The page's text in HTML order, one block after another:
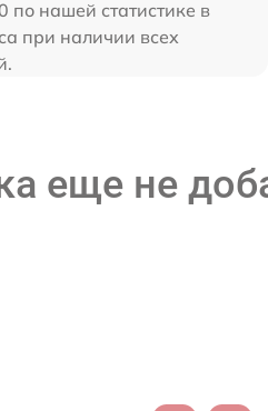
нашей статистике в
при наличии всех
еще не